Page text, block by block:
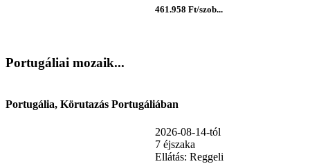
461.958 Ft/szob...
Portugáliai mozaik...
Portugália, Körutazás Portugáliában
2026-08-14-tól
7 éjszaka
Ellátás: Reggeli